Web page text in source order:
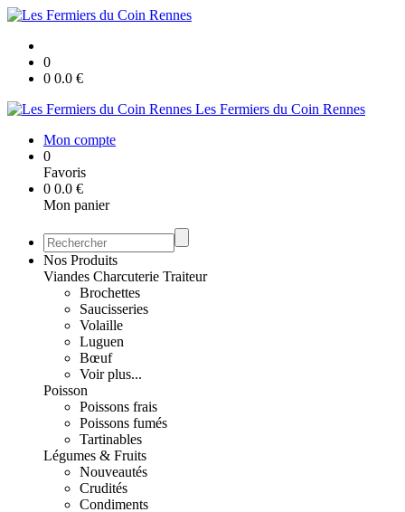
0
0 0.0 €
Les Fermiers du Coin Rennes
Mon compte
0
Favoris
0 0.0 €
Mon panier
Nos Produits
Viandes Charcuterie Traiteur
Brochettes
Saucisseries
Volaille
Luguen
Bœuf
Voir plus...
Poisson
Poissons frais
Poissons fumés
Tartinables
Légumes & Fruits
Nouveautés
Crudités
Condiments